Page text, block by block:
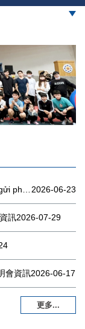
115年暑假「校長致全校家長聯繫函」Thư gửi phụ huynh sinh viên – Kỳ nghỉ hè năm học 2026 (Bản dịch tiếng Việt)2026-06-23
訊2026-07-29
會資訊2026-06-17
更多...